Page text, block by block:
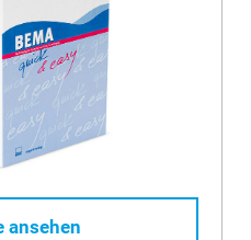
ansehen